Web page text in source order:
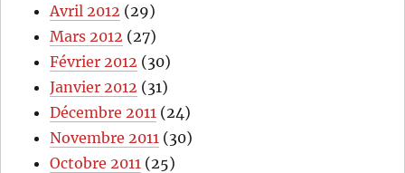
Avril 2012 (29)
Mars 2012 (27)
Février 2012 (30)
Janvier 2012 (31)
Décembre 2011 (24)
Novembre 2011 (30)
Octobre 2011 (25)